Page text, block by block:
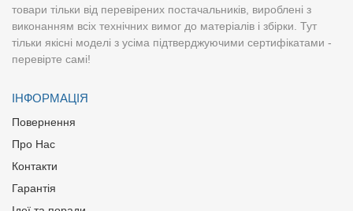
товари тільки від перевірених постачальників, вироблені з
виконанням всіх технічних вимог до матеріалів і збірки. Тут
тільки якісні моделі з усіма підтверджуючими сертифікатами -
перевірте самі!
ІНФОРМАЦІЯ
Повернення
Про Нас
Контакти
Гарантія